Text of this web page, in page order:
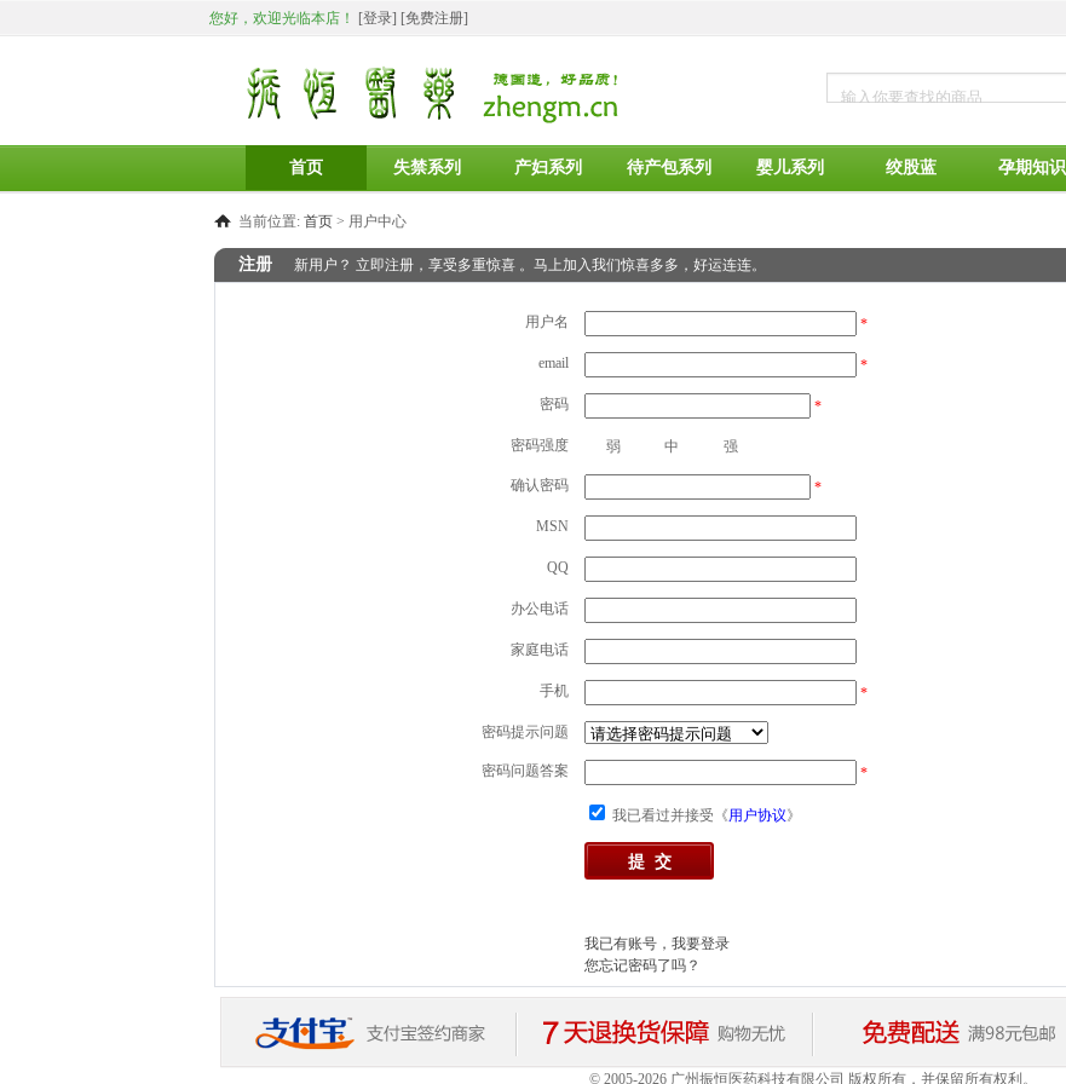
您好，欢迎光临本店！ [登录] [免费注册]
首页 失禁系列 产妇系列 待产包系列 婴儿系列 绞股蓝 孕期知识
当前位置: 首页 > 用户中心
注册 新用户？ 立即注册，享受多重惊喜 。马上加入我们惊喜多多，好运连连。
用户名 *
email *
密码 *
密码强度 弱 中 强
确认密码 *
MSN
QQ
办公电话
家庭电话
手机 *
密码提示问题
密码问题答案 *
我已看过并接受《用户协议》
我已有账号，我要登录
您忘记密码了吗？
© 2005-2026 广州振恒医药科技有限公司 版权所有，并保留所有权利。